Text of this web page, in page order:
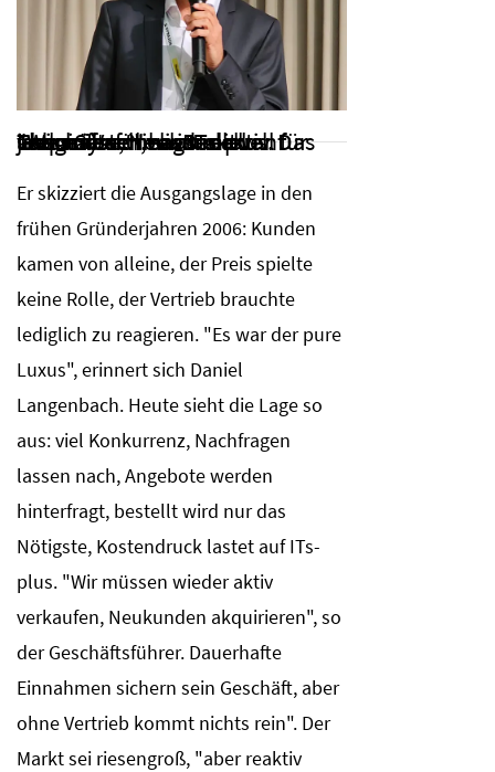
"Wir müssen wieder aktiv verkaufen, Neukunden akquirieren", sagt Geschäftsführer Daniel Langenbach von ITs-plus. Das Thema Vertrieb ist aktuell für jedes Systemhaus relevant
Er skizziert die Ausgangslage in den
frühen Gründerjahren 2006: Kunden
kamen von alleine, der Preis spielte
keine Rolle, der Vertrieb brauchte
lediglich zu reagieren. "Es war der pure
Luxus", erinnert sich Daniel
Langenbach. Heute sieht die Lage so
aus: viel Konkurrenz, Nachfragen
lassen nach, Angebote werden
hinterfragt, bestellt wird nur das
Nötigste, Kostendruck lastet auf ITs-
plus. "Wir müssen wieder aktiv
verkaufen, Neukunden akquirieren", so
der Geschäftsführer. Dauerhafte
Einnahmen sichern sein Geschäft, aber
ohne Vertrieb kommt nichts rein". Der
Markt sei riesengroß, "aber reaktiv